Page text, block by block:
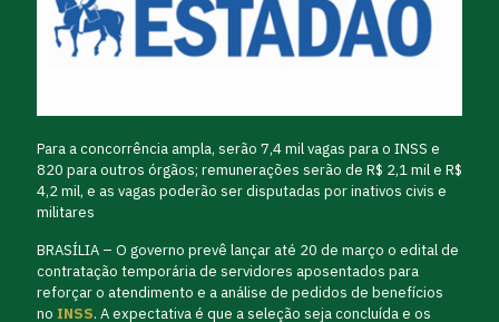
Para a concorrência ampla, serão 7,4 mil vagas para o INSS e
820 para outros órgãos; remunerações serão de R$ 2,1 mil e R$
4,2 mil, e as vagas poderão ser disputadas por inativos civis e
militares
BRASÍLIA – O governo prevê lançar até 20 de março o edital de
contratação temporária de servidores aposentados para
reforçar o atendimento e a análise de pedidos de benefícios
no INSS. A expectativa é que a seleção seja concluída e os